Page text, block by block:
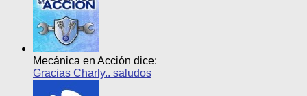
Mecánica en Acción dice:
Gracias Charly.. saludos